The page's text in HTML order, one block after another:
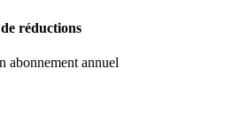
réductions
abonnement annuel